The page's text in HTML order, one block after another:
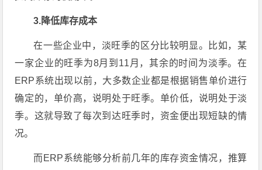
3.降低库存成本
在一些企业中，淡旺季的区分比较明显。比如，某
一家企业的旺季为8月到11月，其余的时间为淡季。在
ERP系统出现以前，大多数企业都是根据销售单价进行
确定的，单价高，说明处于旺季。单价低，说明处于淡
季。这就导致了每次到达旺季时，资金便出现短缺的情
况。
而ERP系统能够分析前几年的库存资金情况，推算